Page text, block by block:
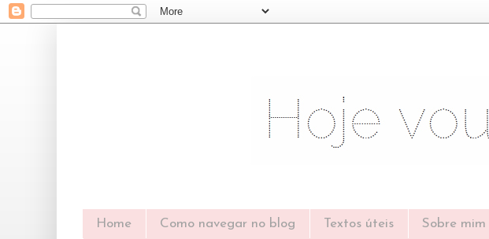
Home Como navegar no blog Textos úteis Sobre mim